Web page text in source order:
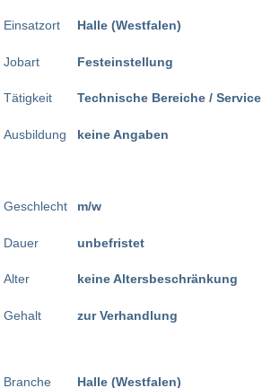
Einsatzort
Jobart
Tätigkeit
Ausbildung
Geschlecht
Dauer
Alter
Gehalt
Halle (Westfalen)
Festeinstellung
Technische Bereiche / Service
keine Angaben
m/w
unbefristet
keine Altersbeschränkung
zur Verhandlung
Branche Halle (Westfalen)